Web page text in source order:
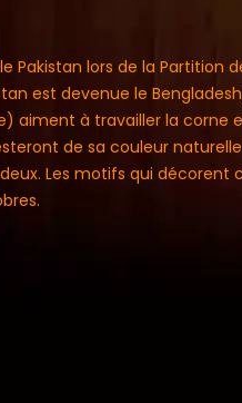
Pakistan lors de la Partition
est devenue le
aiment à travailler la corne
de sa couleur
Les motifs qui décorent